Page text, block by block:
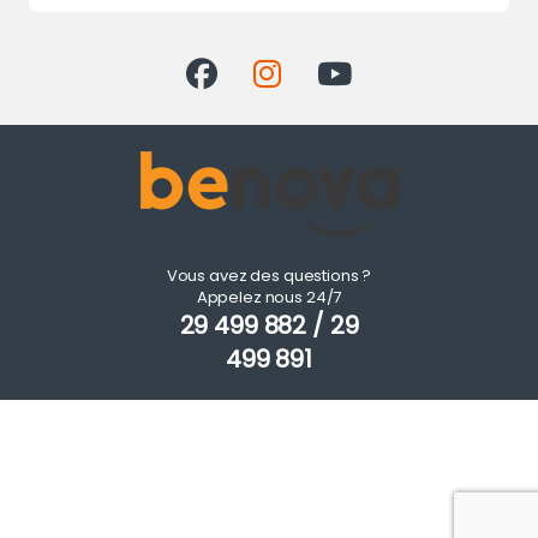
Vous avez des questions ?
Appelez nous 24/7
29 499 882 / 29
499 891